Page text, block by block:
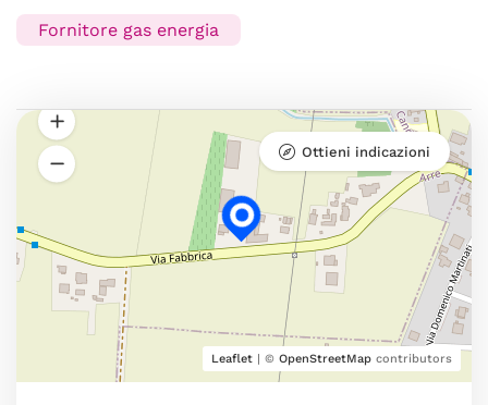
Fornitore gas energia
Leaflet | © OpenStreetMap contributors
Ottieni indicazioni